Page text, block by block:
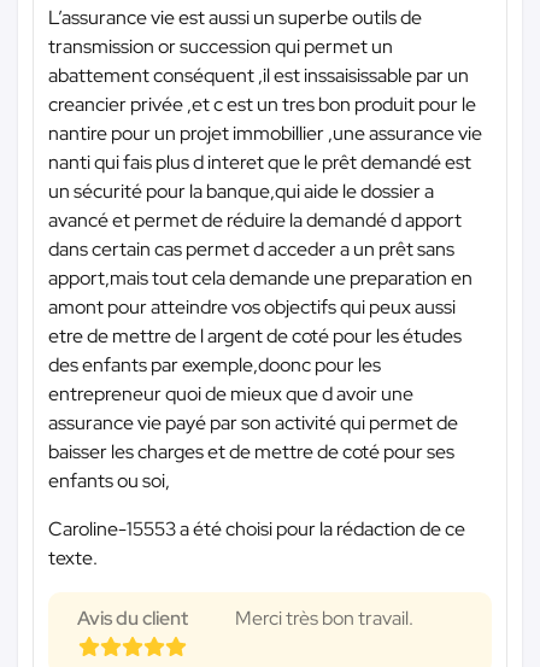
L’assurance vie est aussi un superbe outils de
transmission or succession qui permet un
abattement conséquent ,il est inssaisissable par un
creancier privée ,et c est un tres bon produit pour le
nantire pour un projet immobillier ,une assurance vie
nanti qui fais plus d interet que le prêt demandé est
un sécurité pour la banque,qui aide le dossier a
avancé et permet de réduire la demandé d apport
dans certain cas permet d acceder a un prêt sans
apport,mais tout cela demande une preparation en
amont pour atteindre vos objectifs qui peux aussi
etre de mettre de l argent de coté pour les études
des enfants par exemple,doonc pour les
entrepreneur quoi de mieux que d avoir une
assurance vie payé par son activité qui permet de
baisser les charges et de mettre de coté pour ses
enfants ou soi,
Caroline-15553 a été choisi pour la rédaction de ce
texte.
Avis du client Merci très bon travail.